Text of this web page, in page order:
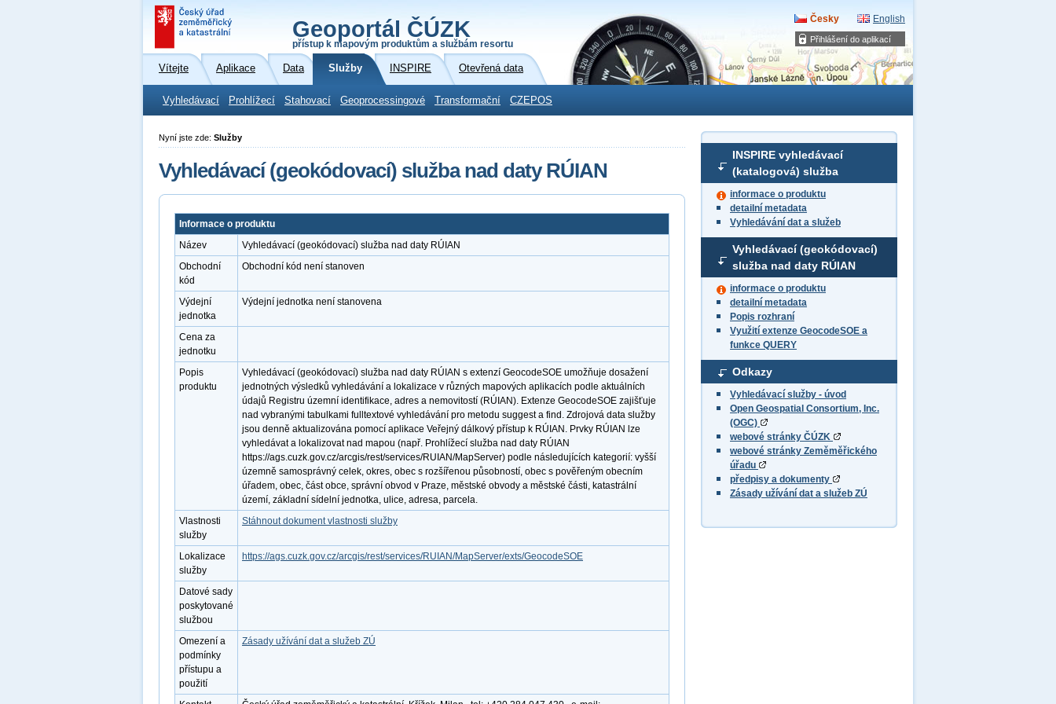
Přihlášení do aplikací
Geoportál ČÚZK
přístup k mapovým produktům a službám resortu
Česky English
Vítejte Aplikace Data Služby INSPIRE Otevřená data
Vyhledávací Prohlížecí Stahovací Geoprocessingové Transformační CZEPOS
INSPIRE vyhledávací
(katalogová) služba
informace o produktu
detailní metadata
Vyhledávání dat a služeb
Vyhledávací (geokódovací)
služba nad daty RÚIAN
informace o produktu
detailní metadata
Popis rozhraní
Využití extenze GeocodeSOE a
funkce QUERY
Odkazy
Vyhledávací služby - úvod
Open Geospatial Consortium, Inc.
(OGC)
webové stránky ČÚZK
webové stránky Zeměměřického
úřadu
předpisy a dokumenty
Zásady užívání dat a služeb ZÚ
Nyní jste zde: Služby
Vyhledávací (geokódovací) služba nad daty RÚIAN
Informace o produktu
Název
Vyhledávací (geokódovací) služba nad daty RÚIAN
Obchodní
kód
Obchodní kód není stanoven
Výdejní
jednotka
Výdejní jednotka není stanovena
Cena za
jednotku
Popis
produktu
Vyhledávací (geokódovací) služba nad daty RÚIAN s extenzí GeocodeSOE umožňuje dosažení
jednotných výsledků vyhledávání a lokalizace v různých mapových aplikacích podle aktuálních
údajů Registru územní identifikace, adres a nemovitostí (RÚIAN). Extenze GeocodeSOE zajišťuje
nad vybranými tabulkami fulltextové vyhledávání pro metodu suggest a find. Zdrojová data služby
jsou denně aktualizována pomocí aplikace Veřejný dálkový přístup k RÚIAN. Prvky RÚIAN lze
vyhledávat a lokalizovat nad mapou (např. Prohlížecí služba nad daty RÚIAN
https://ags.cuzk.gov.cz/arcgis/rest/services/RUIAN/MapServer) podle následujících kategorií: vyšší
územně samosprávný celek, okres, obec s rozšířenou působností, obec s pověřeným obecním
úřadem, obec, část obce, správní obvod v Praze, městské obvody a městské části, katastrální
území, základní sídelní jednotka, ulice, adresa, parcela.
Vlastnosti
služby
Stáhnout dokument vlastnosti služby
Lokalizace
služby
https://ags.cuzk.gov.cz/arcgis/rest/services/RUIAN/MapServer/exts/GeocodeSOE
Datové sady
poskytované
službou
Omezení a
podmínky
přístupu a
použití
Zásady užívání dat a služeb ZÚ